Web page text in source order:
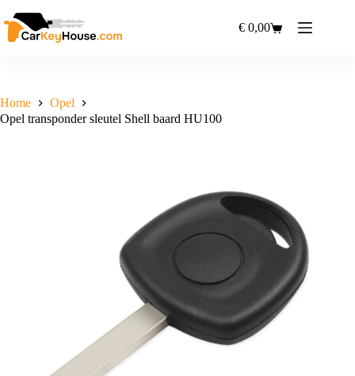
naar
de
Winkelwagen
€ 0,00
Home
Opel
Opel transponder sleutel Shell baard HU100